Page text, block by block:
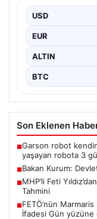
Kurum,
USD
EUR
ALTIN
BTC
Son Eklenen
■Garson robot
yaşayan robota 3
■Bakan Kurum:
■MHP’li Feti
Tahmini
■FETÖ’nün
İfadesi Gün yüzüne